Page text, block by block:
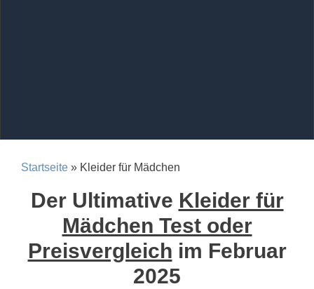
Startseite » Kleider für Mädchen
Der Ultimative Kleider für
Mädchen Test oder
Preisvergleich im Februar
2025